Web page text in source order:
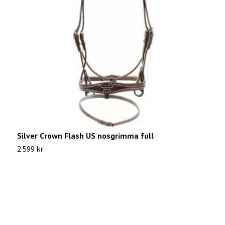
Silver Crown Flash US nosgrimma full
2 599 kr